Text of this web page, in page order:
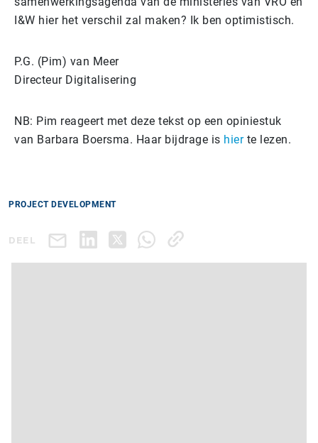
I&W hier het verschil zal maken? Ik ben optimistisch.
P.G. (Pim) van Meer
Directeur Digitalisering
NB: Pim reageert met deze tekst op een opiniestuk
van Barbara Boersma. Haar bijdrage is hierte lezen.
PROJECT DEVELOPMENT
DEEL